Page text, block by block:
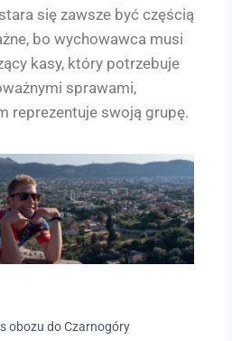
się zawsze być częścią
bo wychowawca musi
kasy, który potrzebuje
sprawami,
reprezentuje swoją grupę.
obozu do Czarnogóry